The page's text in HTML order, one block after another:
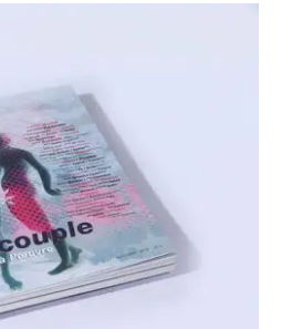
n° 27 – Le Couple